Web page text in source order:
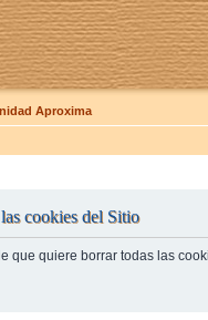
Aproxima
cookies del Sitio
que quiere borrar todas las